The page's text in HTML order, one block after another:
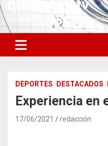
queretarotv
Información y
DEPORTES DESTACADOS
Experiencia en
17/06/2021 redacción